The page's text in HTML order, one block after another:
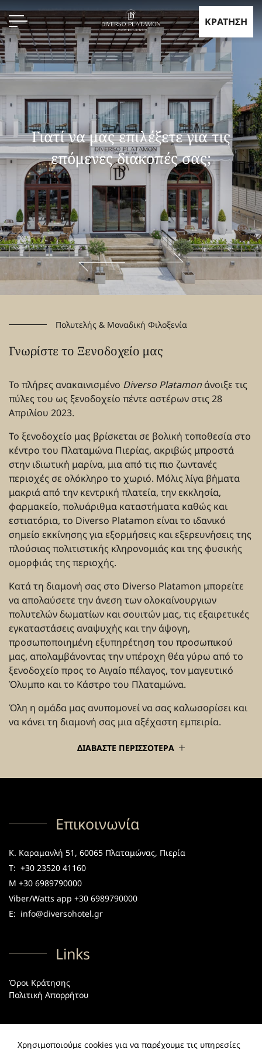
KΡΑΤΗΣΗ
Γιατί να μας επιλέξετε για τις
επόμενες διακοπές σας;
Πολυτελής & Μοναδική Φιλοξενία
Γνωρίστε το Ξενοδοχείο μας
Το πλήρες ανακαινισμένο Diverso Platamon άνοιξε τις
πύλες του ως ξενοδοχείο πέντε αστέρων στις 28
Απριλίου 2023.
Το ξενοδοχείο μας βρίσκεται σε βολική τοποθεσία στο
κέντρο του Πλαταμώνα Πιερίας, ακριβώς μπροστά
στην ιδιωτική μαρίνα, μια από τις πιο ζωντανές
περιοχές σε ολόκληρο το χωριό. Μόλις λίγα βήματα
μακριά από την κεντρική πλατεία, την εκκλησία,
φαρμακείο, πολυάριθμα καταστήματα καθώς και
εστιατόρια, το Diverso Platamon είναι το ιδανικό
σημείο εκκίνησης για εξορμήσεις και εξερευνήσεις της
πλούσιας πολιτιστικής κληρονομιάς και της φυσικής
ομορφιάς της περιοχής.
Κατά τη διαμονή σας στο Diverso Platamon μπορείτε
να απολαύσετε την άνεση των ολοκαίνουργιων
πολυτελών δωματίων και σουιτών μας, τις εξαιρετικές
εγκαταστάσεις αναψυχής και την άψογη,
προσωποποιημένη εξυπηρέτηση του προσωπικού
μας, απολαμβάνοντας την υπέροχη θέα γύρω από το
ξενοδοχείο προς το Αιγαίο πέλαγος, τον μαγευτικό
Όλυμπο και το Κάστρο του Πλαταμώνα.
Όλη η ομάδα μας ανυπομονεί να σας καλωσορίσει και
να κάνει τη διαμονή σας μια αξέχαστη εμπειρία.
ΔΙΑΒΑΣΤΕ ΠΕΡΙΣΣΟΤΕΡΑ
Επικοινωνία
Κ. Καραμανλή 51, 60065 Πλαταμώνας, Πιερία
Τ: +30 23520 41160
M +30 6989790000
Viber/Watts app +30 6989790000
E: info@diversohotel.gr
Links
Όροι Κράτησης
Πολιτική Απορρήτου
Χρησιμοποιούμε cookies για να παρέχουμε τις υπηρεσίες